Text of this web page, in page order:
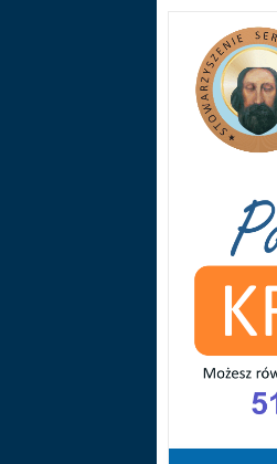
Skip to content